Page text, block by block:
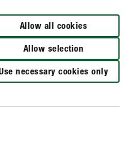
Allow all cookies
Allow selection
necessary cookies only